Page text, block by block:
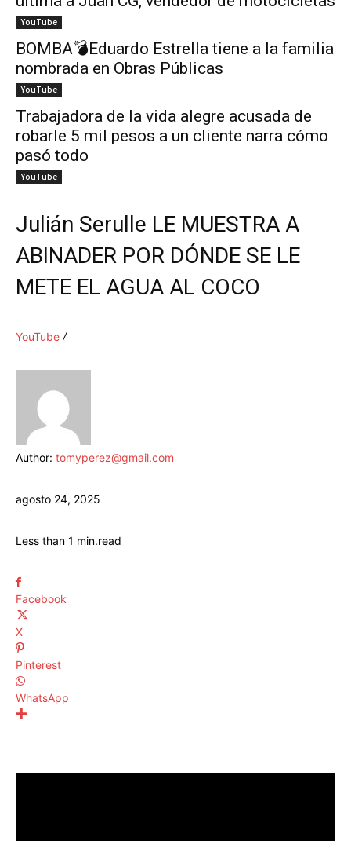
YouTube
BOMBA💣Eduardo Estrella tiene a la familia
nombrada en Obras Públicas
YouTube
Trabajadora de la vida alegre acusada de
robarle 5 mil pesos a un cliente narra cómo
pasó todo
YouTube
Julián Serulle LE MUESTRA A
ABINADER POR DÓNDE SE LE
METE EL AGUA AL COCO
YouTube
Author: tomyperez@gmail.com
agosto 24, 2025
Less than 1 min.read
Facebook
X
Pinterest
WhatsApp